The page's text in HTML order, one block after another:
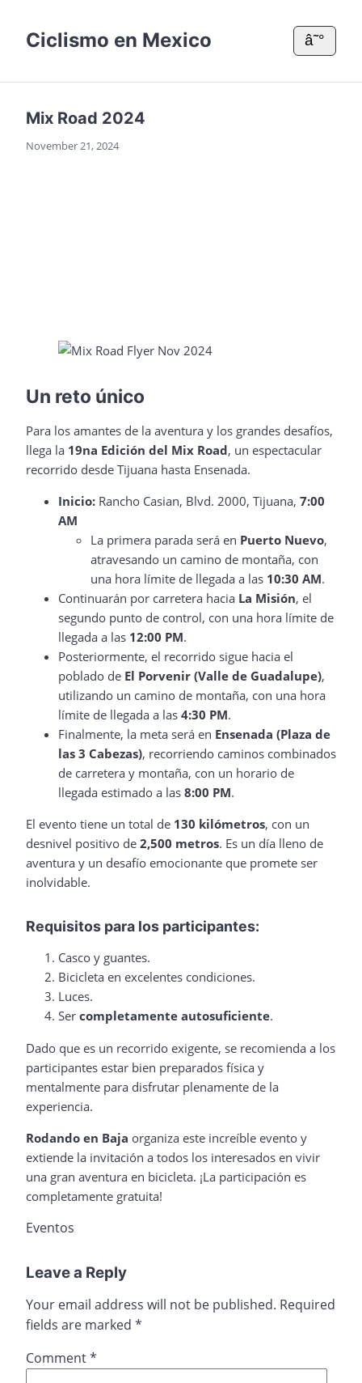
Ciclismo en Mexico â˜°
Mix Road 2024
November 21, 2024
Un reto único
Para los amantes de la aventura y los grandes desafíos,
llega la 19na Edición del Mix Road, un espectacular
recorrido desde Tijuana hasta Ensenada.
Inicio: Rancho Casian, Blvd. 2000, Tijuana, 7:00
AM
La primera parada será en Puerto Nuevo,
atravesando un camino de montaña, con
una hora límite de llegada a las 10:30 AM.
Continuarán por carretera hacia La Misión, el
segundo punto de control, con una hora límite de
llegada a las 12:00 PM.
Posteriormente, el recorrido sigue hacia el
poblado de El Porvenir (Valle de Guadalupe),
utilizando un camino de montaña, con una hora
límite de llegada a las 4:30 PM.
Finalmente, la meta será en Ensenada (Plaza de
las 3 Cabezas), recorriendo caminos combinados
de carretera y montaña, con un horario de
llegada estimado a las 8:00 PM.
El evento tiene un total de 130 kilómetros, con un
desnivel positivo de 2,500 metros. Es un día lleno de
aventura y un desafío emocionante que promete ser
inolvidable.
Requisitos para los participantes:
Casco y guantes.
Bicicleta en excelentes condiciones.
Luces.
Ser completamente autosuficiente.
Dado que es un recorrido exigente, se recomienda a los
participantes estar bien preparados física y
mentalmente para disfrutar plenamente de la
experiencia.
Rodando en Baja organiza este increíble evento y
extiende la invitación a todos los interesados en vivir
una gran aventura en bicicleta. ¡La participación es
completamente gratuita!
Eventos
Leave a Reply
Your email address will not be published. Required
fields are marked *
Comment*